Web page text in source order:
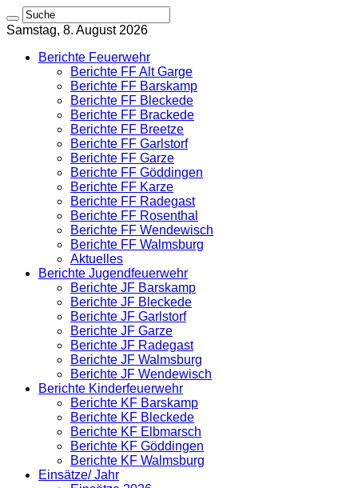
Samstag, 8. August 2026
Berichte Feuerwehr
Berichte FF Alt Garge
Berichte FF Barskamp
Berichte FF Bleckede
Berichte FF Brackede
Berichte FF Breetze
Berichte FF Garlstorf
Berichte FF Garze
Berichte FF Göddingen
Berichte FF Karze
Berichte FF Radegast
Berichte FF Rosenthal
Berichte FF Wendewisch
Berichte FF Walmsburg
Aktuelles
Berichte Jugendfeuerwehr
Berichte JF Barskamp
Berichte JF Bleckede
Berichte JF Garlstorf
Berichte JF Garze
Berichte JF Radegast
Berichte JF Walmsburg
Berichte JF Wendewisch
Berichte Kinderfeuerwehr
Berichte KF Barskamp
Berichte KF Bleckede
Berichte KF Elbmarsch
Berichte KF Göddingen
Berichte KF Walmsburg
Einsätze/ Jahr